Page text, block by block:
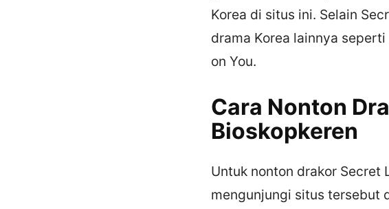
Korea di situs ini. Selain
drama Korea lainnya
on You.
Cara Nonton
Bioskopkeren
Untuk nonton drakor Secret
mengunjungi situs tersebut